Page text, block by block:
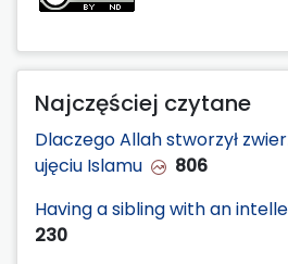
Najczęściej czytane
Dlaczego Allah stworzył
ujęciu Islamu
806
Having a sibling with an
230